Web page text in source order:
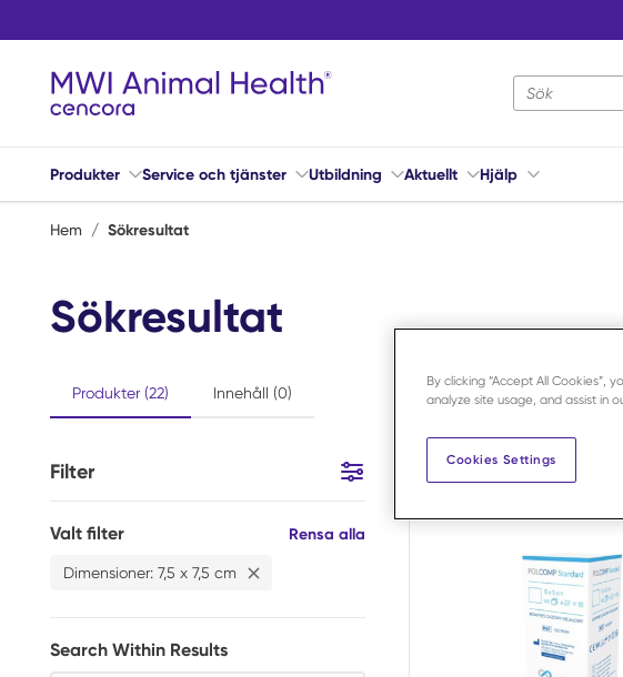
Produkter Service och tjänster Utbildning Aktuellt Hjälp
Hem / Sökresultat
Sökresultat
Produkter (22) Innehåll (0)
Filter Hoppa till resultat
Valt filter Rensa allaFilter
Dimensioner: 7,5 x 7,5 cm Radera Dimensioner 7,5 x 7,5 cm Filtrera
Search Within Results
By clicking “Accept All
analyze site usage, and assist in
Cookies Settings